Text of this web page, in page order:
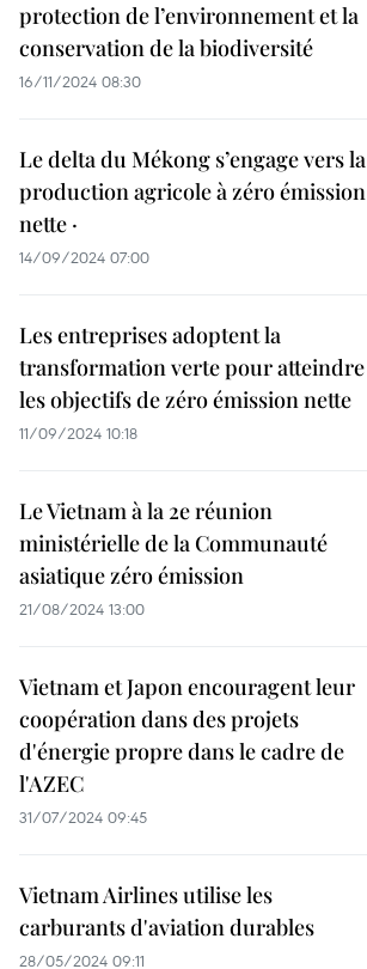
protection de l’environnement et la
conservation de la biodiversité
16/11/2024 08:30
Le delta du Mékong s’engage vers la
production agricole à zéro émission
nette ·
14/09/2024 07:00
Les entreprises adoptent la
transformation verte pour atteindre
les objectifs de zéro émission nette
11/09/2024 10:18
Le Vietnam à la 2e réunion
ministérielle de la Communauté
asiatique zéro émission
21/08/2024 13:00
Vietnam et Japon encouragent leur
coopération dans des projets
d'énergie propre dans le cadre de
l'AZEC
31/07/2024 09:45
Vietnam Airlines utilise les
carburants d'aviation durables
28/05/2024 09:11